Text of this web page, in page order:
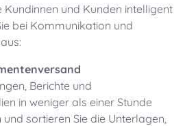
Kundinnen und Kunden intelligent
bei Kommunikation und
Berichte und
in weniger als einer Stunde
sortieren Sie die Unterlagen,